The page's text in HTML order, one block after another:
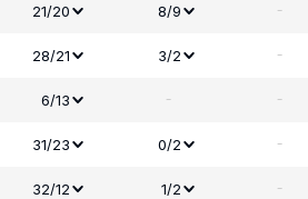
21/20 8/9 -
28/21 3/2 -
6/13 - -
31/23 0/2 -
32/12 1/2 -